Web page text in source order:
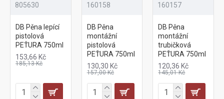
805630
DB Pěna lepící
pistolová
PEŤURA 750ml
153,66 Kč
185,13 Kč
160158
DB Pěna
montážní
pistolová
PEŤURA 750ml
130,30 Kč
157,00 Kč
160157
DB Pěna
montážní
trubičková
PEŤURA 750ml
120,36 Kč
145,01 Kč